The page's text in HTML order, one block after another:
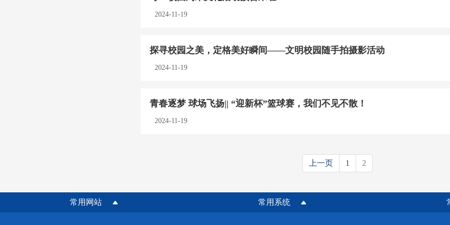
2024-11-19
探寻校园之美，定格美好瞬间——文明校园随手拍摄影活动
2024-11-19
青春逐梦 球场飞扬|| “迎新杯”篮球赛，我们不见不散！
2024-11-19
上一页 1 2
常用网站 常用系统